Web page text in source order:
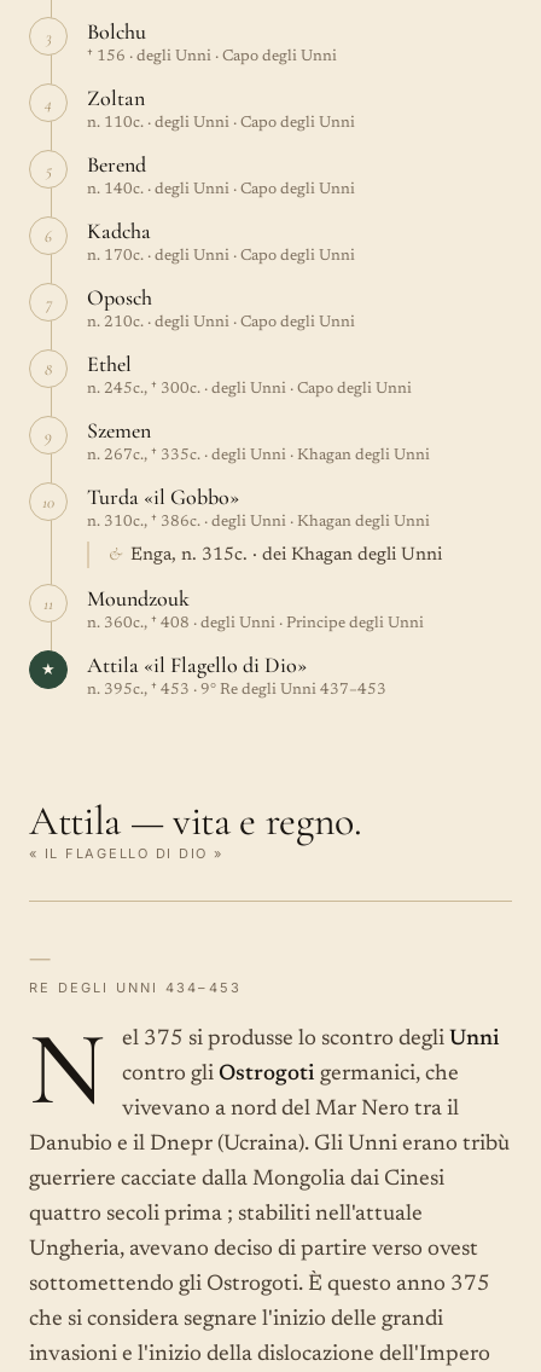
3 Bolchu
† 156 · degli Unni · Capo degli Unni
4 Zoltan
n. 110c. · degli Unni · Capo degli Unni
5 Berend
n. 140c. · degli Unni · Capo degli Unni
6 Kadcha
n. 170c. · degli Unni · Capo degli Unni
7 Oposch
n. 210c. · degli Unni · Capo degli Unni
8 Ethel
n. 245c., † 300c. · degli Unni · Capo degli Unni
9 Szemen
n. 267c., † 335c. · degli Unni · Khagan degli Unni
10 Turda «il Gobbo»
n. 310c., † 386c. · degli Unni · Khagan degli Unni
& Enga, n. 315c. · dei Khagan degli Unni
11 Moundzouk
n. 360c., † 408 · degli Unni · Principe degli Unni
★ Attila «il Flagello di Dio»
n. 395c., † 453 · 9° Re degli Unni 437–453
Attila — vita e regno.
« IL FLAGELLO DI DIO »
—
RE DEGLI UNNI 434–453
N el 375 si produsse lo scontro degli Unni
contro gli Ostrogoti germanici, che
vivevano a nord del Mar Nero tra il
Danubio e il Dnepr (Ucraina). Gli Unni erano tribù
guerriere cacciate dalla Mongolia dai Cinesi
quattro secoli prima ; stabiliti nell'attuale
Ungheria, avevano deciso di partire verso ovest
sottomettendo gli Ostrogoti. È questo anno 375
che si considera segnare l'inizio delle grandi
invasioni e l'inizio della dislocazione dell'Impero